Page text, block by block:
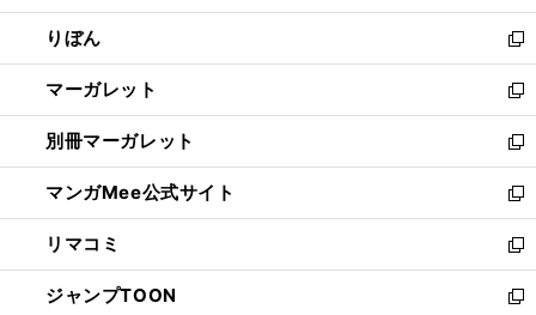
開
く
ウ
で
開
く
ン
ド
ウ
で
開
く
ウ
ィ
ン
ド
ウ
で
開
く
りぼん
新
し
い
ウ
ィ
ン
ド
ウ
で
開
く
マーガレット
新
し
い
ウ
ィ
ン
ド
ウ
で
別冊マーガレット
新
し
い
ウ
ィ
ン
ド
マンガMee公式サイト
新
し
い
ウ
ィ
リマコミ
新
し
い
ジャンプTOON
新